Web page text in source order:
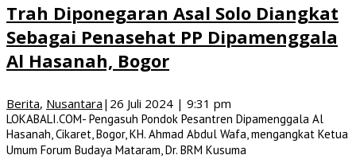
Trah Diponegaran Asal Solo Diangkat
Sebagai Penasehat PP Dipamenggala
Al Hasanah, Bogor
Berita, Nusantara | 26 Juli 2024 | 9:31 pm
LOKABALI.COM- Pengasuh Pondok Pesantren Dipamenggala Al
Hasanah, Cikaret, Bogor, KH. Ahmad Abdul Wafa, mengangkat Ketua
Umum Forum Budaya Mataram, Dr. BRM Kusuma